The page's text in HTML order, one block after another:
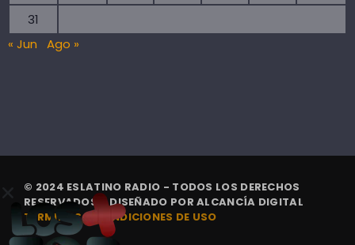
31
« Jun
Ago »
© 2024 ESLATINO RADIO - TODOS LOS DERECHOS
RESERVADOS. | DISEÑADO PORALCANCÍA DIGITAL
TÉRMINOS Y CONDICIONES DE USO